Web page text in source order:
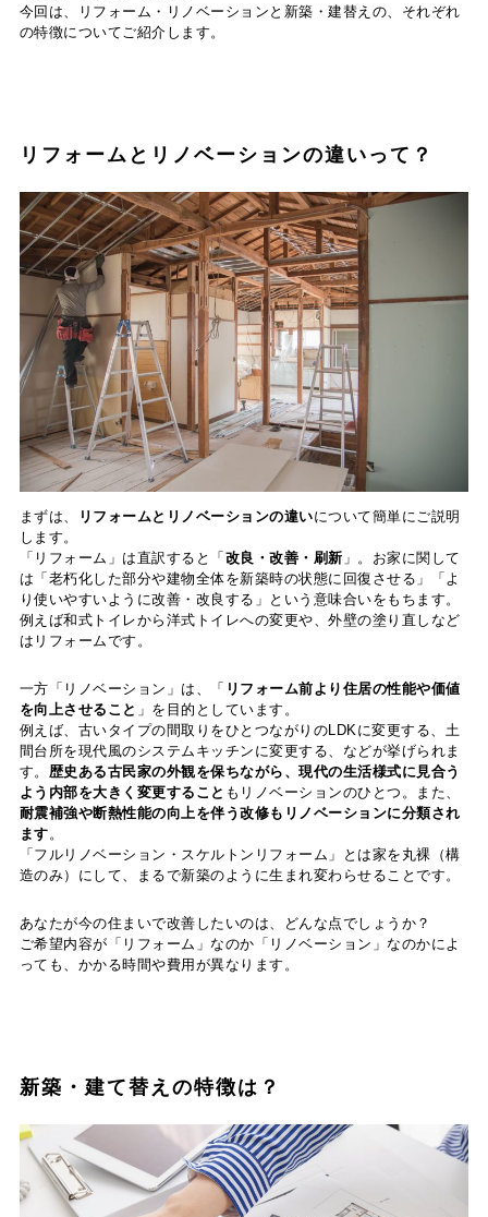
今回は、リフォーム・リノベーションと新築・建替えの、それぞれ
の特徴についてご紹介します。
リフォームとリノベーションの違いって？
まずは、 リフォームとリノベーションの違いについて簡単にご説明
します。
「リフォーム」は直訳すると「 改良・改善・刷新 」。お家に関して
は「老朽化した部分や建物全体を新築時の状態に回復させる」「よ
り使いやすいように改善・改良する」という意味合いをもちます。
例えば和式トイレから洋式トイレへの変更や、外壁の塗り直しなど
はリフォームです。
一方「リノベーション」は、「 リフォーム前より住居の性能や価値
を向上させること 」を目的としています。
例えば、古いタイプの間取りをひとつながりのLDKに変更する、土
間台所を現代風のシステムキッチンに変更する、などが挙げられま
す。 歴史ある古民家の外観を保ちながら、現代の生活様式に見合う
よう内部を大きく変更すること もリノベーションのひとつ。また、
耐震補強や断熱性能の向上を伴う改修もリノベーションに分類され
ます。
「フルリノベーション・スケルトンリフォーム」とは家を丸裸（構
造のみ）にして、まるで新築のように生まれ変わらせることです。
あなたが今の住まいで改善したいのは、どんな点でしょうか？
ご希望内容が「リフォーム」なのか「リノベーション」なのかによ
っても、かかる時間や費用が異なります。
新築・建て替えの特徴は？